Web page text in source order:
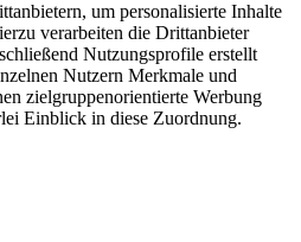
um personalisierte Inhalte
verarbeiten die Drittanbieter
Nutzungsprofile erstellt
Nutzern Merkmale und
zielgruppenorientierte Werbung
Einblick in diese Zuordnung.